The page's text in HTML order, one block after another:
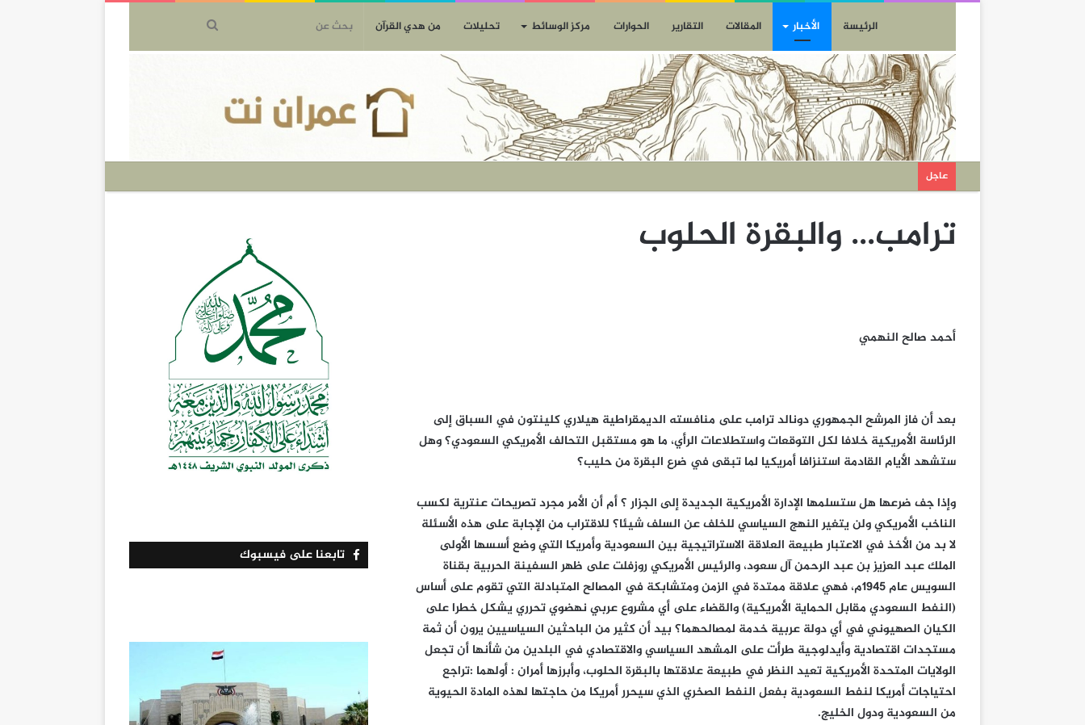
الرئيسة الأخبار المقالات التقارير الحوارات مركز الوسائط تحليلات من هدي القرآن
عاجل
ترامب… والبقرة الحلوب
أحمد صالح النهمي
بعد أن فاز المرشح الجمهوري دونالد ترامب على منافسته الديمقراطية هيلاري كلينتون في السباق إلى
الرئاسة الأمريكية خلافا لكل التوقعات واستطلاعات الرأي، ما هو مستقبل التحالف الأمريكي السعودي؟ وهل
ستشهد الأيام القادمة استنزافا أمريكيا لما تبقى في ضرع البقرة من حليب؟
وإذا جف ضرعها هل ستسلمها الإدارة الأمريكية الجديدة إلى الجزار ؟ أم أن الأمر مجرد تصريحات عنترية لكسب
الناخب الأمريكي ولن يتغير النهج السياسي للخلف عن السلف شيئا؟ للاقتراب من الإجابة على هذه الأسئلة
لا بد من الأخذ في الاعتبار طبيعة العلاقة الاستراتيجية بين السعودية وأمريكا التي وضع أسسها الأولى
الملك عبد العزيز بن عبد الرحمن آل سعود، والرئيس الأمريكي روزفلت على ظهر السفينة الحربية بقناة
السويس عام 1945م، فهي علاقة ممتدة في الزمن ومتشابكة في المصالح المتبادلة التي تقوم على أساس
(النفط السعودي مقابل الحماية الأمريكية) والقضاء على أي مشروع عربي نهضوي تحرري يشكل خطرا على
الكيان الصهيوني في أي دولة عربية خدمة لمصالحهما؟ بيد أن كثير من الباحثين السياسيين يرون أن ثمة
مستجدات اقتصادية وأيدلوجية طرأت على المشهد السياسي والاقتصادي في البلدين من شأنها أن تجعل
الولايات المتحدة الأمريكية تعيد النظر في طبيعة علاقتها بالبقرة الحلوب، وأبرزها أمران : أولهما :تراجع
احتياجات أمريكا لنفط السعودية بفعل النفط الصخري الذي سيحرر أمريكا من حاجتها لهذه المادة الحيوية
من السعودية ودول الخليج.
تابعنا على فيسبوك